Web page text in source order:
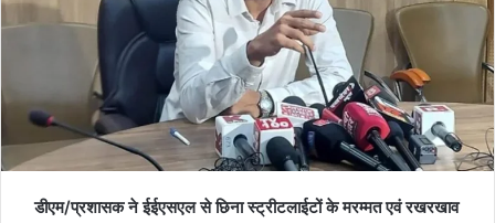
a
i
l
डीएम/प्रशासक ने ईईएसएल से छिना स्ट्रीटलाईटों के मरम्मत एवं रखरखाव